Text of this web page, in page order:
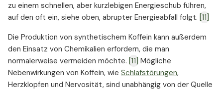
zu einem schnellen, aber kurzlebigen Energieschub führen,
auf den oft ein, siehe oben, abrupter Energieabfall folgt. [11]
Die Produktion von synthetischem Koffein kann außerdem
den Einsatz von Chemikalien erfordern, die man
normalerweise vermeiden möchte. [11] Mögliche
Nebenwirkungen von Koffein, wie Schlafstörungen,
Herzklopfen und Nervosität, sind unabhängig von der Quelle